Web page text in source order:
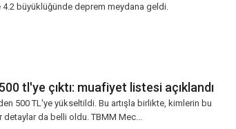
büyüklüğünde deprem meydana geldi.
500 tl'ye çıktı: muafiyet listesi açıklandı
500 TL'ye yükseltildi. Bu artışla birlikte, kimlerin bu
detaylar da belli oldu. TBMM Mec...